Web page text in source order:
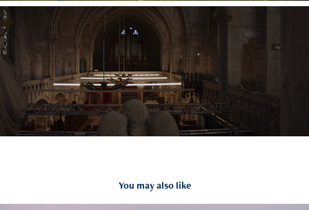
You may also like